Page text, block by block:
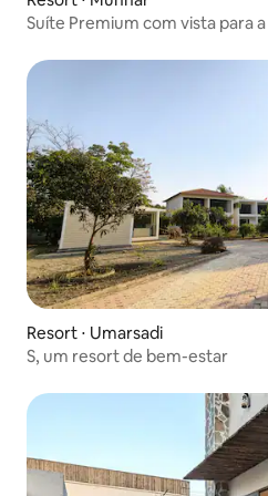
Suíte Premium com vista para
Resort ⋅ Umarsadi
S, um resort de bem-estar